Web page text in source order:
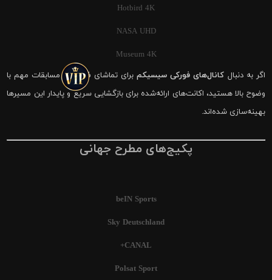
Hotbird 4K
NASA UHD
Museum 4K
اگر به دنبال کانال‌های فورکی سیسیکمبرای تماشای فوتبال و مسابقات مهم با
وضوح بالا هستید، اکانت‌های ارائه‌شده برای بازگشایی سریع و پایدار این مسیرها
بهینه‌سازی شده‌اند.
پکیج‌های مطرح جهانی
beIN Sports
Sky Deutschland
CANAL+
Polsat Sport